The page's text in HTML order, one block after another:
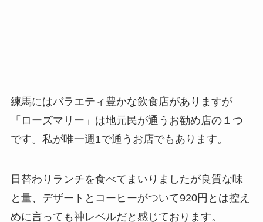
練馬にはバラエティ豊かな飲食店がありますが
「ローズマリー」は地元民が通うお勧め店の１つ
です。私が唯一週1で通うお店でもあります。
日替わりランチを食べてまいりましたが良質な味
と量、デザートとコーヒーがついて920円とは控え
めに言っても神レベルだと感じております。